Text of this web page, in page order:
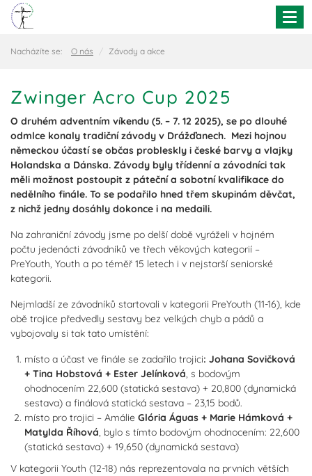
Nacházíte se: O nás Závody a akce
Zwinger Acro Cup 2025
O druhém adventním víkendu (5. – 7. 12 2025), se po dlouhé
odmlce konaly tradiční závody v Drážďanech. Mezi hojnou
německou účastí se občas probleskly i české barvy a vlajky
Holandska a Dánska. Závody byly třídenní a závodníci tak
měli možnost postoupit z páteční a sobotní kvalifikace do
nedělního finále. To se podařilo hned třem skupinám děvčat,
z nichž jedny dosáhly dokonce i na medaili.
Na zahraniční závody jsme po delší době vyráželi v hojném
počtu jedenácti závodníků ve třech věkových kategorií –
PreYouth, Youth a po téměř 15 letech i v nejstarší seniorské
kategorii.
Nejmladší ze závodníků startovali v kategorii PreYouth (11-16), kde
obě trojice předvedly sestavy bez velkých chyb a pádů a
vybojovaly si tak tato umístění:
místo a účast ve finále se zadařilo trojici: Johana Sovičková
+ Tina Hobstová + Ester Jelínková, s bodovým
ohodnocením 22,600 (statická sestava) + 20,800 (dynamická
sestava) a finálová statická sestava – 23,15 bodů.
místo pro trojici – Amálie Glória Águas + Marie Hámková +
Matylda Říhová, bylo s tímto bodovým ohodnocením: 22,600
(statická sestava) + 19,650 (dynamická sestava)
V kategorii Youth (12-18) nás reprezentovala na prvních větších